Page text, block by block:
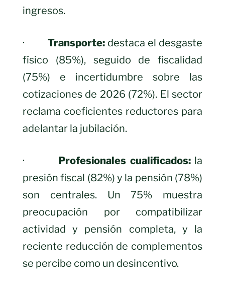
ingresos.
· Transporte:destaca el desgaste
físico (85%), seguido de fiscalidad
(75%) e incertidumbre sobre las
cotizaciones de 2026 (72%). El sector
reclama coeficientes reductores para
adelantar la jubilación.
· Profesionales cualificados:la
presión fiscal (82%) y la pensión (78%)
son centrales. Un 75% muestra
preocupación por compatibilizar
actividad y pensión completa, y la
reciente reducción de complementos
se percibe como un desincentivo.